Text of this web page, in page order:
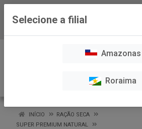
INÍCIO
RAÇÃO SECA
SUPER PREMIUM NATURAL
Selecione a filial
Amazonas
Roraima